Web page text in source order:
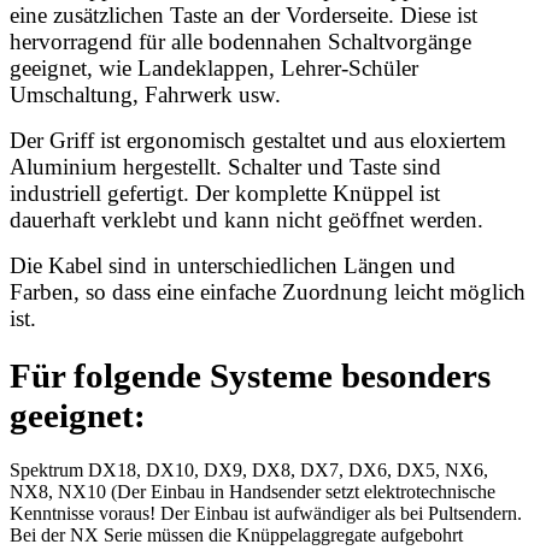
eine zusätzlichen Taste an der Vorderseite. Diese ist
hervorragend für alle bodennahen Schaltvorgänge
geeignet, wie Landeklappen, Lehrer-Schüler
Umschaltung, Fahrwerk usw.
Der Griff ist ergonomisch gestaltet und aus eloxiertem
Aluminium hergestellt. Schalter und Taste sind
industriell gefertigt. Der komplette Knüppel ist
dauerhaft verklebt und kann nicht geöffnet werden.
Die Kabel sind in unterschiedlichen Längen und
Farben, so dass eine einfache Zuordnung leicht möglich
ist.
Für folgende Systeme besonders
geeignet:
Spektrum DX18, DX10, DX9, DX8, DX7, DX6, DX5, NX6,
NX8, NX10 (Der Einbau in Handsender setzt elektrotechnische
Kenntnisse voraus! Der Einbau ist aufwändiger als bei Pultsendern.
Bei der NX Serie müssen die Knüppelaggregate aufgebohrt